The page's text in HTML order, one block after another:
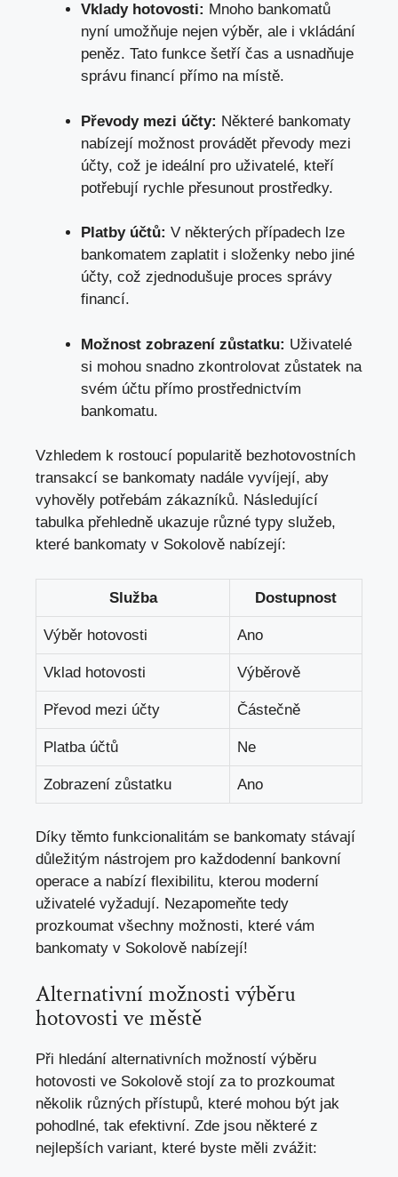
Vklady hotovosti: Mnoho bankomatů
nyní​ umožňuje nejen výběr, ale ⁢i vkládání
peněz. Tato funkce šetří čas a usnadňuje
správu financí ⁢přímo na místě.
Převody mezi‍ účty: ‍Některé bankomaty
nabízejí možnost provádět převody mezi
⁢účty,​ což je ideální ⁤pro uživatelé, kteří
potřebují rychle přesunout prostředky.
Platby účtů: ⁢V ⁢některých případech lze
bankomatem ⁢zaplatit i složenky nebo jiné
účty,⁤ což zjednodušuje proces správy
financí.
Možnost zobrazení‌ zůstatku: Uživatelé​
si mohou snadno zkontrolovat zůstatek na
svém účtu ⁢přímo prostřednictvím
bankomatu.
Vzhledem k rostoucí​ popularitě bezhotovostních
transakcí​ se bankomaty nadále vyvíjejí,⁤ aby
vyhověly​ potřebám zákazníků. Následující
tabulka přehledně ukazuje různé typy služeb,
které bankomaty v Sokolově nabízejí:
Služba Dostupnost
Výběr hotovosti Ano
Vklad hotovosti Výběrově
Převod mezi účty Částečně
Platba účtů Ne
Zobrazení ⁤zůstatku Ano
Díky ​těmto funkcionalitám se​ bankomaty stávají
důležitým nástrojem‍ pro každodenní bankovní
operace ⁢a nabízí‌ flexibilitu,⁣ kterou moderní
uživatelé vyžadují. Nezapomeňte tedy
prozkoumat⁢ všechny ‌možnosti, ‌které vám⁢
bankomaty v Sokolově nabízejí!
Alternativní možnosti výběru
‌hotovosti‍ ve městě
Při hledání alternativních možností výběru
hotovosti ve Sokolově stojí⁣ za‍ to prozkoumat
několik různých přístupů, které mohou být jak
pohodlné, tak efektivní. Zde jsou ‌některé z​
nejlepších‍ variant, ‍které ⁢byste ⁢měli ⁤zvážit: